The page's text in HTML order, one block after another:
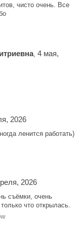
чисто очень. Все
, 4 мая,
2026
ленится работать)
2026
съёмки, очень
что открылась.